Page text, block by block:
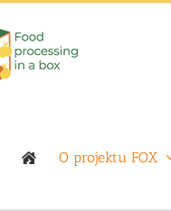
O projektu FOX